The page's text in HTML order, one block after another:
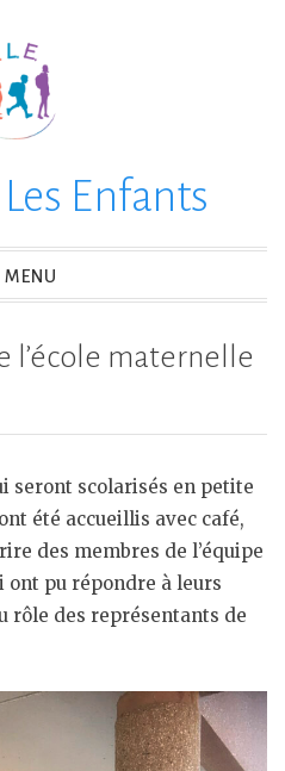
Enfants
MENU
l’école maternelle
seront scolarisés en petite
été accueillis avec café,
des membres de l’équipe
ont pu répondre à leurs
rôle des représentants de